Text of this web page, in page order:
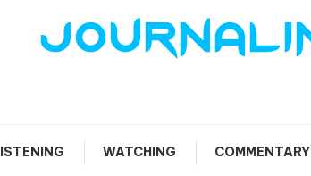
WATCHING COMMENTARY